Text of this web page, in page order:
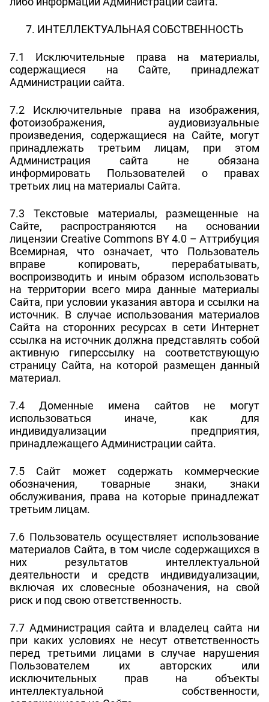
7. ИНТЕЛЛЕКТУАЛЬНАЯ СОБСТВЕННОСТЬ
7.1 Исключительные права на материалы,
содержащиеся на Сайте, принадлежат
Администрации сайта.
7.2 Исключительные права на изображения,
фотоизображения, аудиовизуальные
произведения, содержащиеся на Сайте, могут
принадлежать третьим лицам, при этом
Администрация сайта не обязана
информировать Пользователей о правах
третьих лиц на материалы Сайта.
7.3 Текстовые материалы, размещенные на
Сайте, распространяются на основании
лицензии Creative Commons BY 4.0 – Аттрибуция
Всемирная, что означает, что Пользователь
вправе копировать, перерабатывать,
воспроизводить и иным образом использовать
на территории всего мира данные материалы
Сайта, при условии указания автора и ссылки на
источник. В случае использования материалов
Сайта на сторонних ресурсах в сети Интернет
ссылка на источник должна представлять собой
активную гиперссылку на соответствующую
страницу Сайта, на которой размещен данный
материал.
7.4 Доменные имена сайтов не могут
использоваться иначе, как для
индивидуализации предприятия,
принадлежащего Администрации сайта.
7.5 Сайт может содержать коммерческие
обозначения, товарные знаки, знаки
обслуживания, права на которые принадлежат
третьим лицам.
7.6 Пользователь осуществляет использование
материалов Сайта, в том числе содержащихся в
них результатов интеллектуальной
деятельности и средств индивидуализации,
включая их словесные обозначения, на свой
риск и под свою ответственность.
7.7 Администрация сайта и владелец сайта ни
при каких условиях не несут ответственность
перед третьими лицами в случае нарушения
Пользователем их авторских или
исключительных прав на объекты
интеллектуальной собственности,